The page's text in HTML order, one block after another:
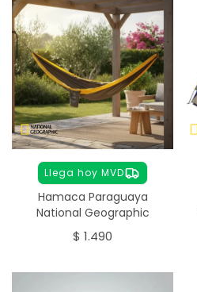
Llega hoy MVD
Hamaca Paraguaya
National Geographic
$ 1.490